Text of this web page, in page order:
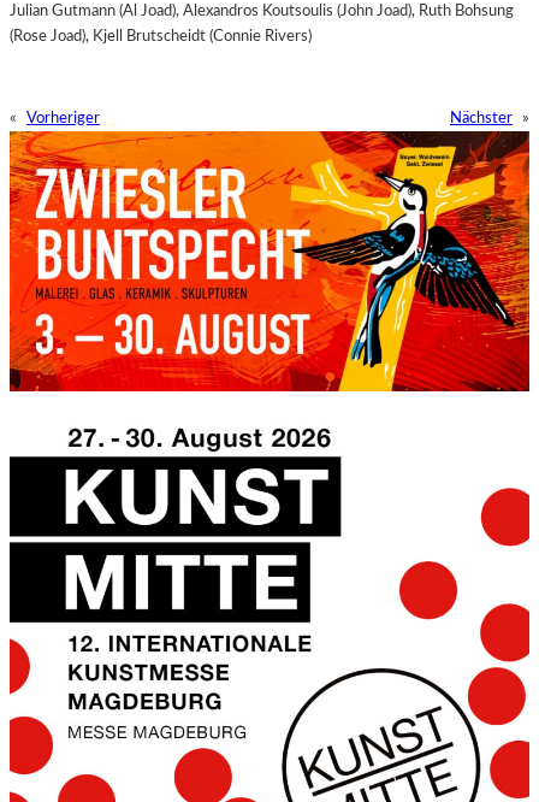
Julian Gutmann (Al Joad), Alexandros Koutsoulis (John Joad), Ruth Bohsung
(Rose Joad), Kjell Brutscheidt (Connie Rivers)
« Vorheriger Nächster »